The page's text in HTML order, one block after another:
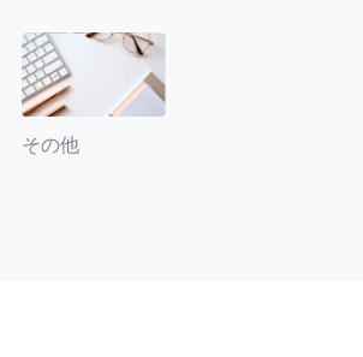
その他